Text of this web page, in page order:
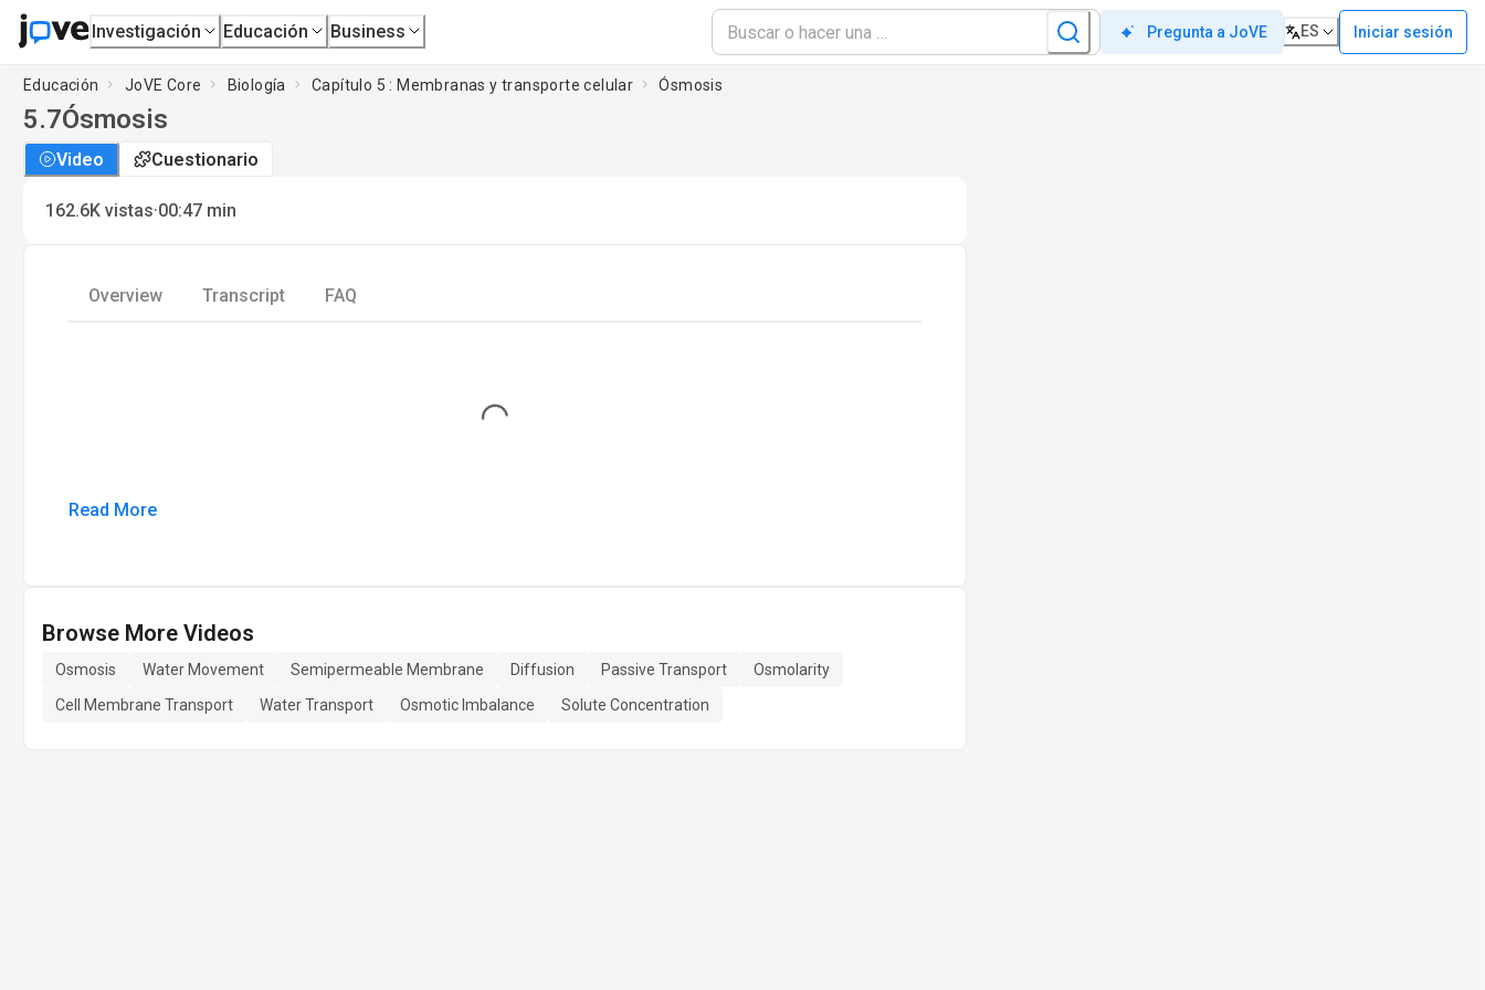
Investigación Educación Business Pregunta a JoVE ES Iniciar sesión
Educación JoVE Core Biología Capítulo 5 : Membranas y transporte celular Ósmosis
5.7Ósmosis
Video Cuestionario
162.6K vistas·00:47 min
Overview Transcript FAQ
Loading...
Read More
Browse More Videos
Osmosis Water Movement Semipermeable Membrane Diffusion Passive Transport
Osmolarity
Cell Membrane Transport
Water Transport Osmotic Imbalance Solute Concentration